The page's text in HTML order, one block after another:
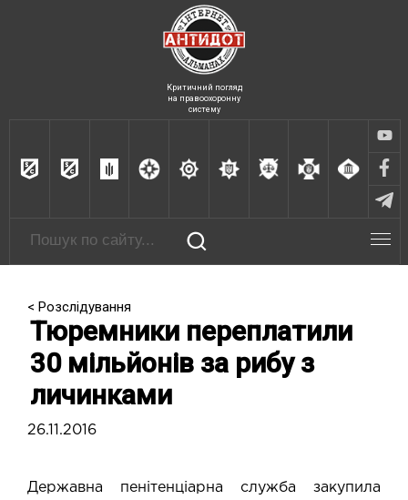
Критичний погляд
на правоохоронну
систему
< Розслідування
Тюремники переплатили
30 мільйонів за рибу з
личинками
26.11.2016
Державна пенітенціарна служба закупила